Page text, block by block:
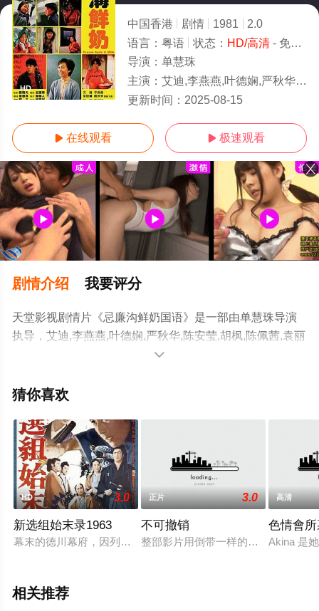
HD
中国香港 剧情 1981
2.0
语言： 粤语 状态： HD/高清- 免费在线观看
导演： 单慧珠
主演： 艾迪,李燕燕,叶德娴,严秋华,陈安莹,胡枫,陈佩茜,袁丽嫦,陈立品,田启文,黄宗赐
更新时间： 2025-08-15
 在线观看  极速观看
剧情介绍 我要评分
天堂影视剧情片《忌廉沟鲜奶国语》是一部由单慧珠导演
执导，艾迪,李燕燕,叶德娴,严秋华,陈安莹,胡枫,陈佩茜,袁丽
嫦,陈立品,田启文,黄宗赐等演员精彩演绎的中国香港电影，
网，更多相关信息可移步至豆瓣电影、电视猫或剧情网等

猜你喜欢
HD 3.0
新选组始末录1963
幕末的德川幕府，因列强的压迫下，力量衰减，从此一蹶不振
正片 3.0
不可撤销
整部影片用倒带一样的叙述方式，不
高清
色情會
Akina 是
相关推荐